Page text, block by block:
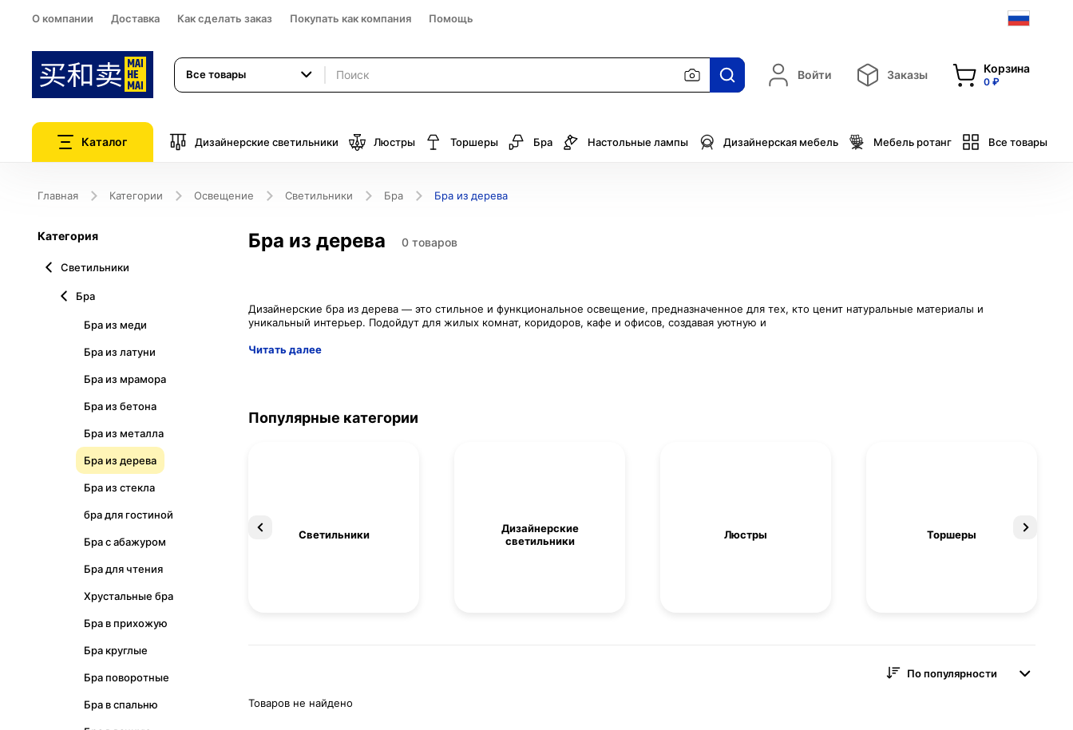
О компании Доставка Как сделать заказ Покупать как компания Помощь
Все товары Войти Заказы Корзина
0 ₽
Каталог Дизайнерские светильники Люстры Торшеры Бра Настольные лампы Дизайнерская мебель Мебель ротанг Все товары
Главная Категории Освещение Светильники Бра Бра из дерева
Категория
Светильники
Бра
Бра из меди
Бра из латуни
Бра из мрамора
Бра из бетона
Бра из металла
Бра из дерева
Бра из стекла
бра для гостиной
Бра с абажуром
Бра для чтения
Хрустальные бра
Бра в прихожую
Бра круглые
Бра поворотные
Бра в спальню
Бра из дерева 0 товаров
Дизайнерские бра из дерева — это стильное и функциональное освещение, предназначенное для тех, кто ценит натуральные материалы и
Читать далее
Популярные категории
Светильники
Дизайнерские
светильники
Люстры Торшеры
По популярности
Товаров не найдено